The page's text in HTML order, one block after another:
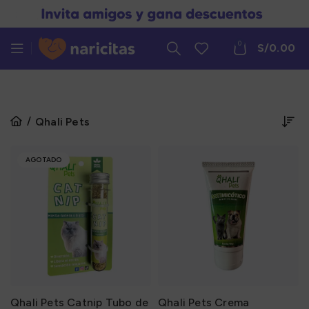
0 S/0.00
Qhali Pets
AGOTADO
Qhali Pets Catnip Tubo de
Qhali Pets Crema